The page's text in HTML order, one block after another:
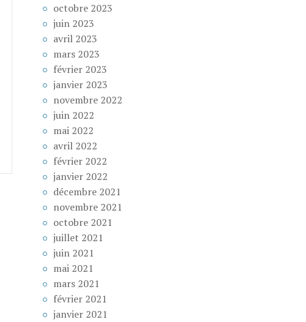
octobre 2023
juin 2023
avril 2023
mars 2023
février 2023
janvier 2023
novembre 2022
juin 2022
mai 2022
avril 2022
février 2022
janvier 2022
décembre 2021
novembre 2021
octobre 2021
juillet 2021
juin 2021
mai 2021
mars 2021
février 2021
janvier 2021